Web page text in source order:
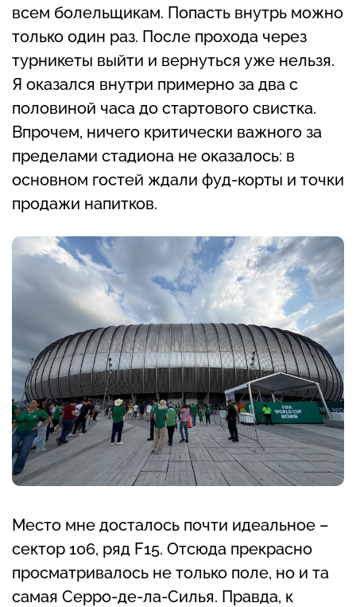
всем болельщикам. Попасть внутрь можно
только один раз. После прохода через
турникеты выйти и вернуться уже нельзя.
Я оказался внутри примерно за два с
половиной часа до стартового свистка.
Впрочем, ничего критически важного за
пределами стадиона не оказалось: в
основном гостей ждали фуд-корты и точки
продажи напитков.
Место мне досталось почти идеальное –
сектор 106, ряд F15. Отсюда прекрасно
просматривалось не только поле, но и та
самая Серро-де-ла-Силья. Правда, к